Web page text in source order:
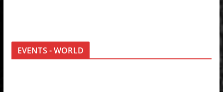
EVENTS - WORLD